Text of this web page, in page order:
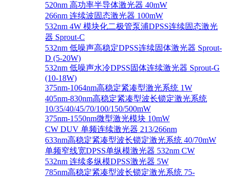
520nm 高功率半导体激光器 40mW
266nm 连续波固态激光器 100mW
532nm 4W 模块化二极管泵浦DPSS连续固态激光
器 Sprout-C
532nm 低噪声高稳定DPSS连续固体激光器 Sprout-
D (5-20W)
532nm 低噪声水冷DPSS固体连续激光器 Sprout-G
(10-18W)
375nm-1064nm高稳定紧凑型激光系统 1W
405nm-830nm高稳定紧凑型波长锁定激光系统
10/35/40/45/70/100/150/500mW
375nm-1550nm微型激光模块 10mW
CW DUV 单频连续激光器 213/266nm
633nm高稳定紧凑型波长锁定激光系统 40/70mW
单频窄线宽DPSS单纵模激光器 532nm CW
532nm 连续多纵模DPSS激光器 5W
785nm高稳定紧凑型波长锁定激光系统 75-